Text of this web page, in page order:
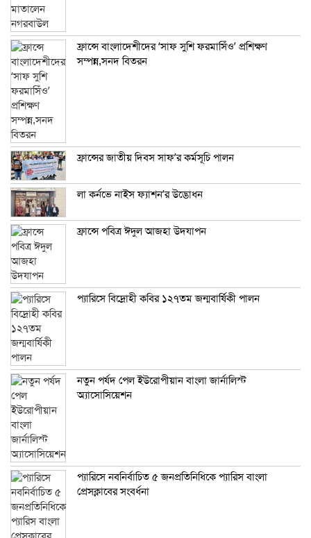
ফ্রান্সে বাংলাদেশীদের ‘সাফ সুশি ফরমাসিঁও’ প্রশিক্ষণ
সম্পন্ন,সনদ বিতরন
ফ্রান্সের জাতীয় দিবস সাফ’র কর্মসূচি পালন
লা কর্নভে নাইস ফ্যাশন’র উদ্ভোধন
ফ্রান্সে পবিত্র ঈদুল আজহা উদযাপন
প্যারিসে বিদ্রোহী কবির ১২৭তম জন্মবার্ষিকী পালন
নতুন পর্ষদ পেল ইউরোপীয়ান বাংলা জার্নালিস্ট
অ্যাসোসিয়েশন
প্যারিসে নবনির্বাচিত ৫ জনপ্রতিনিধিকে প্যারিস বাংলা
প্রেসক্লাবের সংবর্ধনা